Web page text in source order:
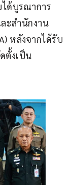
ได้บูรณาการ
ะสำนักงาน
หลังจากได้รับ
ตั้งเป็น